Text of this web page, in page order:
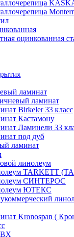
оцинкованная
ламинат
ламинат
Birkeler 33 класс
Кастамону
Ламинели 33
под дуб
ламинат
линолеум
TARKETT
СИНТЕРОС
ЮТЕКС
Kronospan (